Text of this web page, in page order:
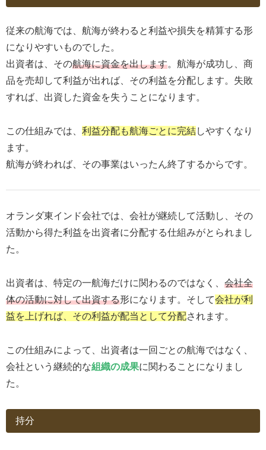
従来の航海では、航海が終わると利益や損失を精算する形
になりやすいものでした。
出資者は、その航海に資金を出します。航海が成功し、商
品を売却して利益が出れば、その利益を分配します。失敗
すれば、出資した資金を失うことになります。
この仕組みでは、 利益分配も航海ごとに完結しやすくなり
ます。
航海が終われば、その事業はいったん終了するからです。
オランダ東インド会社では、会社が継続して活動し、その
活動から得た利益を出資者に分配する仕組みがとられまし
た。
出資者は、特定の一航海だけに関わるのではなく、 会社全
体の活動に対して出資する形になります。そして会社が利
益を上げれば、その利益が配当として分配されます。
この仕組みによって、出資者は一回ごとの航海ではなく、
会社という継続的な組織の成果に関わることになりまし
た。
持分